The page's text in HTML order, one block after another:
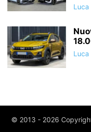
Luca
Luca
© 2013 - 2026